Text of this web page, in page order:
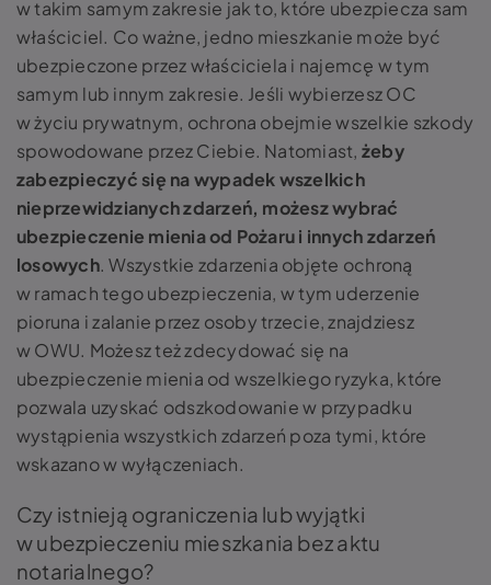
w takim samym zakresie jak to, które ubezpiecza sam
właściciel. Co ważne, jedno mieszkanie może być
ubezpieczone przez właściciela i najemcę w tym
samym lub innym zakresie. Jeśli wybierzesz OC
w życiu prywatnym, ochrona obejmie wszelkie szkody
spowodowane przez Ciebie. Natomiast, żeby
zabezpieczyć się na wypadek wszelkich
nieprzewidzianych zdarzeń, możesz wybrać
ubezpieczenie mienia od Pożaru i innych zdarzeń
losowych. Wszystkie zdarzenia objęte ochroną
w ramach tego ubezpieczenia, w tym uderzenie
pioruna i zalanie przez osoby trzecie, znajdziesz
w OWU. Możesz też zdecydować się na
ubezpieczenie mienia od wszelkiego ryzyka, które
pozwala uzyskać odszkodowanie w przypadku
wystąpienia wszystkich zdarzeń poza tymi, które
wskazano w wyłączeniach.
Czy istnieją ograniczenia lub wyjątki
w ubezpieczeniu mieszkania bez aktu
notarialnego?